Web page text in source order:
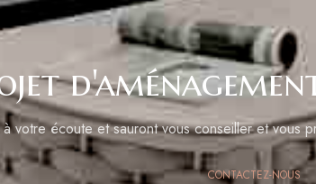
votre écoute et sauront vous conseiller et vous
CONTACTEZ-NOUS